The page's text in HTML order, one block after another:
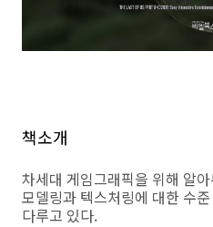
책소개
차세대 게임그래픽을 위해 알
모델링과 텍스처링에 대한 수
다루고 있다.